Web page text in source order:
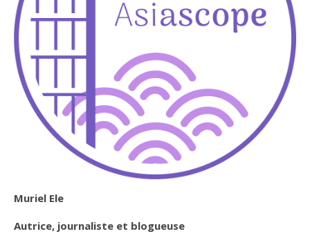
Muriel Ele
Autrice, journaliste et blogueuse